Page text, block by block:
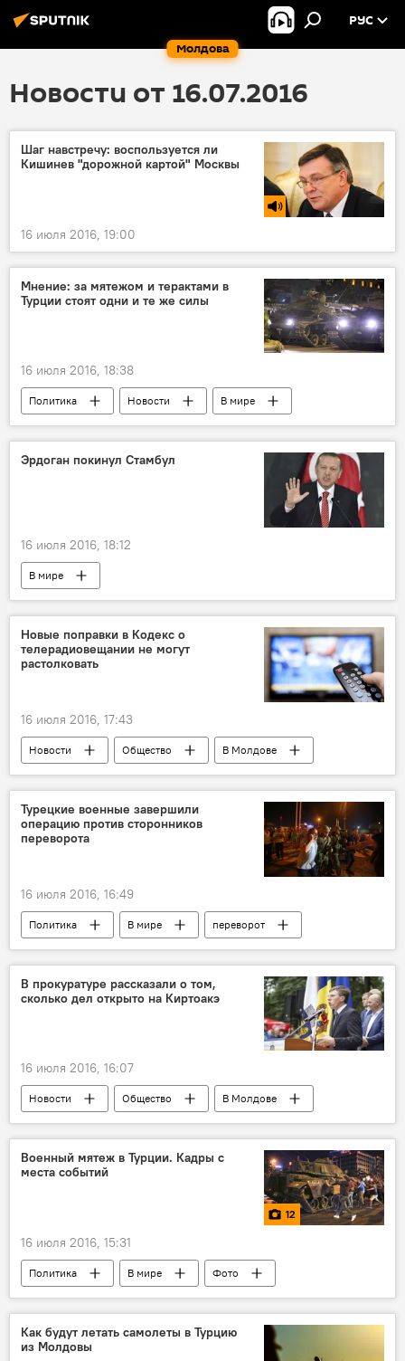
Молдова
РУС
Новости от 16.07.2016
Шаг навстречу: воспользуется ли
Кишинев "дорожной картой" Москвы
16 июля 2016, 19:00
Мнение: за мятежом и терактами в
Турции стоят одни и те же силы
16 июля 2016, 18:38
Политика Новости
В мире
Мнение
Аналитика Общество
Эрдоган покинул Стамбул
16 июля 2016, 18:12
В мире
Новые поправки в Кодекс о
телерадиовещании не могут
растолковать
16 июля 2016, 17:43
Новости Общество
В Молдове
Что будет с российскими телепередачами в Молдове
запрет
вещание
Турецкие военные завершили
операцию против сторонников
переворота
16 июля 2016, 16:49
Политика В мире
переворот
Мятеж в Турции
Турция
В прокуратуре рассказали о том,
сколько дел открыто на Киртоакэ
16 июля 2016, 16:07
Новости Общество
В Молдове
Кишинев
Дорин Киртоакэ
мэр Кишинева
Военный мятеж в Турции. Кадры с
места событий
12
16 июля 2016, 15:31
Политика В мире
Фото
Мультимедиа
Общество
Мятеж в Турции
Как будут летать самолеты в Турцию
из Молдовы